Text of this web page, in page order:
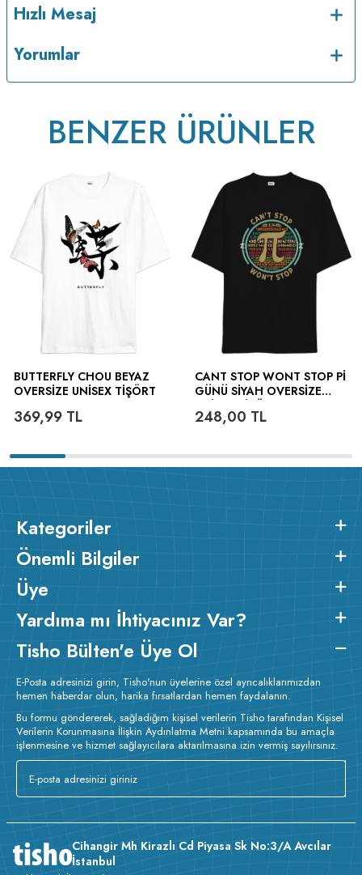
v233.24
Hızlı Mesaj
Yorumlar
BENZER ÜRÜNLER
BUTTERFLY CHOU BEYAZ
OVERSIZE UNISEX TIŞÖRT
369,99 TL
CANT STOP WONT STOP PI
GÜNÜ SIYAH OVERSIZE
248,00 TL
Kategoriler
Önemli Bilgiler
Üye
Yardıma mı İhtiyacınız Var?
Tisho Bülten'e Üye Ol
E-Posta adresinizi girin, Tisho'nun üyelerine özel ayrıcalıklarımızdan
hemen haberdar olun, harika fırsatlardan hemen faydalanın.
Bu formu göndererek, sağladığım kişisel verilerin Tisho tarafından Kişisel
Verilerin Korunmasına İlişkin Aydınlatma Metni kapsamında bu amaçla
işlenmesine ve hizmet sağlayıcılara aktarılmasına izin vermiş sayılırsınız.
Cihangir Mh Kirazlı Cd Piyasa Sk No:3/A Avcılar
İstanbul